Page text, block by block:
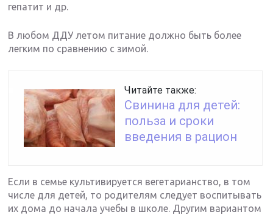
гепатит и др.
В любом ДДУ летом питание должно быть более
легким по сравнению с зимой.
Читайте также:
Свинина для детей:
польза и сроки
введения в рацион
Если в семье культивируется вегетарианство, в том
числе для детей, то родителям следует воспитывать
их дома до начала учебы в школе. Другим вариантом